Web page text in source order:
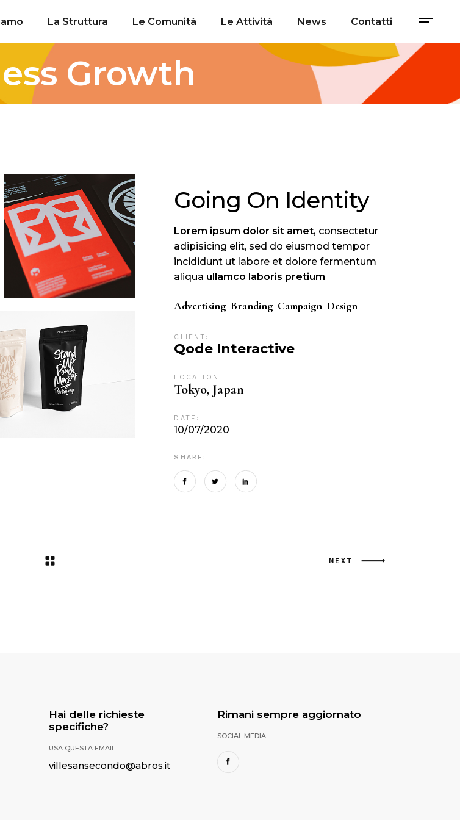
La Struttura Le Comunità Le Attività News Contatti
Growth
Going On Identity
Lorem ipsum dolor sit amet, consectetur
adipisicing elit, sed do eiusmod tempor
incididunt ut labore et dolore fermentum
aliqua ullamco laboris pretium
Advertising Branding Campaign Design
CLIENT:
Qode Interactive
LOCATION:
Tokyo, Japan
DATE:
10/07/2020
SHARE:
NEXT
Hai delle richieste
specifiche?
USA QUESTA EMAIL
villesansecondo@abros.it
Rimani sempre aggiornato
SOCIAL MEDIA